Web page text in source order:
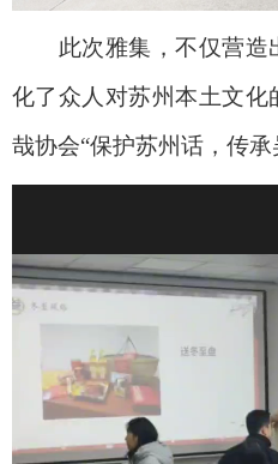
此次雅集，不仅营造
化了众人对苏州本土文
哉协会“保护苏州话，传承